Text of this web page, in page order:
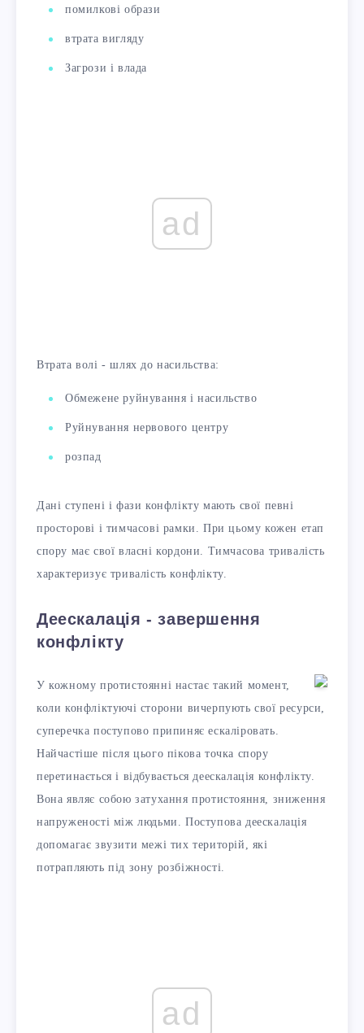
помилкові образи
втрата вигляду
Загрози і влада
ad
Втрата волі - шлях до насильства:
Обмежене руйнування і насильство
Руйнування нервового центру
розпад
Дані ступені і фази конфлікту мають свої певні
просторові і тимчасові рамки. При цьому кожен етап
спору має свої власні кордони. Тимчасова тривалість
характеризує тривалість конфлікту.
Деескалація - завершення
конфлікту
У кожному протистоянні настає такий момент,
коли конфліктуючі сторони вичерпують свої ресурси,
суперечка поступово припиняє ескаліровать.
Найчастіше після цього пікова точка спору
перетинається і відбувається деескалація конфлікту.
Вона являє собою затухання протистояння, зниження
напруженості між людьми. Поступова деескалація
допомагає звузити межі тих територій, які
потрапляють під зону розбіжності.
ad